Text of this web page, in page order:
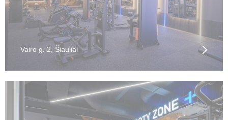
Vairo g. 2, Šiauliai